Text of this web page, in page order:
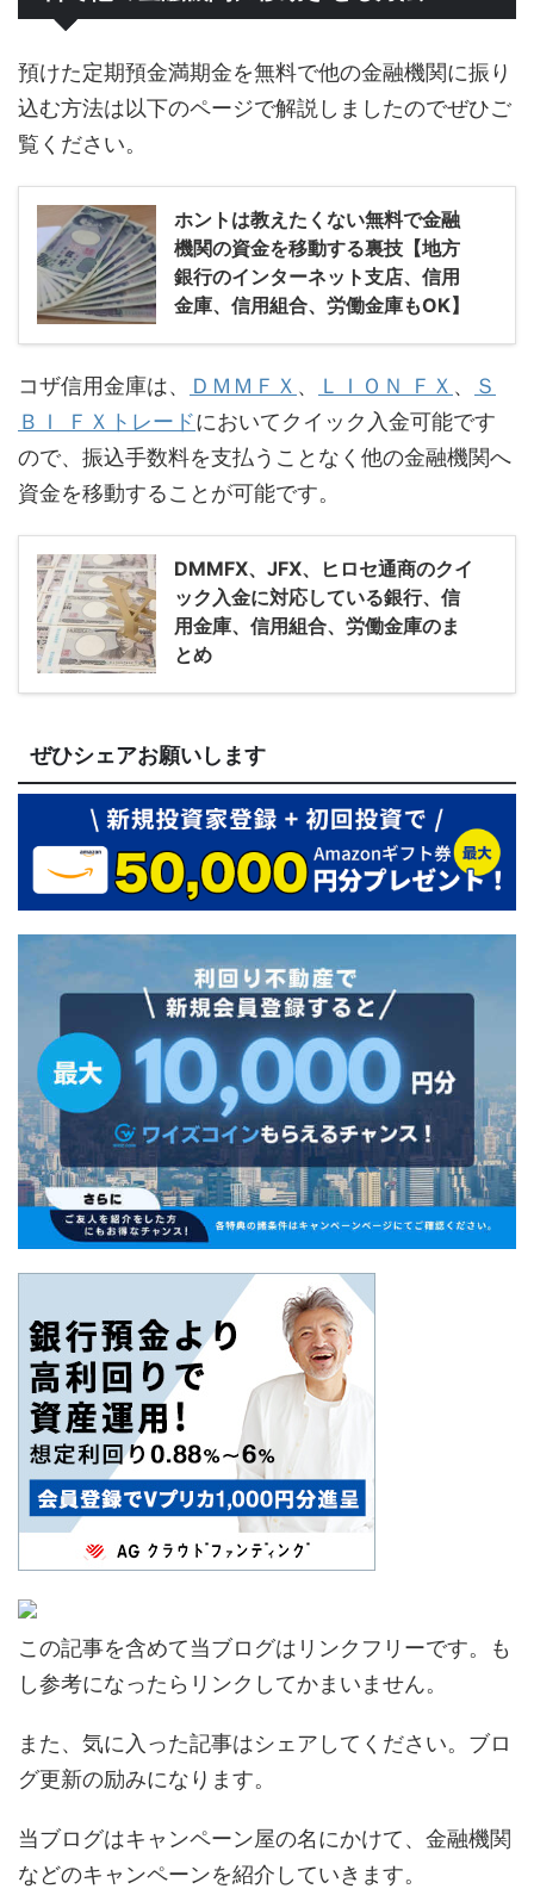
預けた定期預金満期金を無料で他の金融機関に振り
込む方法は以下のページで解説しましたのでぜひご
覧ください。
ホントは教えたくない無料で金融
機関の資金を移動する裏技【地方
銀行のインターネット支店、信用
金庫、信用組合、労働金庫もOK】
コザ信用金庫は、 ＤＭＭＦＸ 、 ＬＩＯＮ ＦＸ 、
Ｓ
ＢＩ ＦＸトレードにおいてクイック入金可能です
ので、振込手数料を支払うことなく他の金融機関へ
資金を移動することが可能です。
DMMFX、JFX、ヒロセ通商のクイ
ック入金に対応している銀行、信
用金庫、信用組合、労働金庫のま
とめ
ぜひシェアお願いします
この記事を含めて当ブログはリンクフリーです。も
し参考になったらリンクしてかまいません。
また、気に入った記事はシェアしてください。ブロ
グ更新の励みになります。
当ブログはキャンペーン屋の名にかけて、金融機関
などのキャンペーンを紹介していきます。